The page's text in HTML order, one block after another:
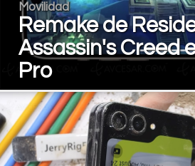
Movilidad
Remake de
Assassin's Creed
Pro